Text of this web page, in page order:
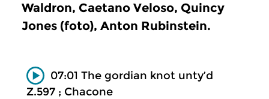
Waldron, Caetano Veloso, Quincy
Jones (foto), Anton Rubinstein.
07:01 The gordian knot unty’d
Z.597 ; Chacone